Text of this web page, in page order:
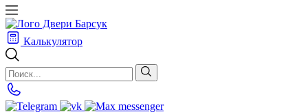
Калькулятор